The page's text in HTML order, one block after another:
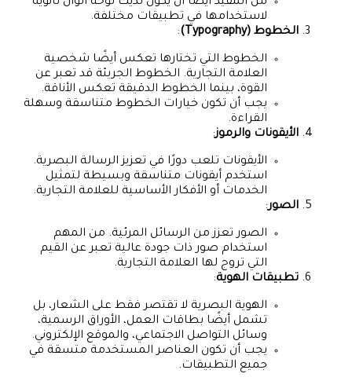
لاستخدامها في تطبيقات مختلفة.
الخطوط (Typography)
:
الخطوط التي تختارها تعكس أيضًا شخصية
العلامة التجارية. الخطوط الجريئة قد تعبر عن
القوة، بينما الخطوط الدقيقة تعكس الأناقة.
يجب أن تكون خيارات الخطوط متناسقة وسهلة
القراءة.
الأيقونات والرموز:
الأيقونات تلعب دورًا في تعزيز الرسالة البصرية.
استخدم أيقونات متناسقة وبسيطة لتمثيل
الخدمات أو الأفكار الأساسية للعلامة التجارية.
الصور:
الصور تعزز من الرسائل المرئية. من المهم
استخدام صور ذات جودة عالية تعبر عن القيم
التي تروج لها العلامة التجارية.
تطبيقات الهوية:
الهوية البصرية لا تقتصر فقط على الشعار، بل
تشمل أيضًا بطاقات العمل، الأوراق الرسمية،
وسائل التواصل الاجتماعي، والموقع الإلكتروني.
يجب أن تكون العناصر المستخدمة متسقة في
جميع التطبيقات.